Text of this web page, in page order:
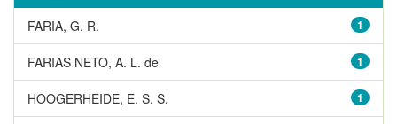
1
FARIA, G. R.
1
FARIAS NETO, A. L. de
1
HOOGERHEIDE, E. S. S.